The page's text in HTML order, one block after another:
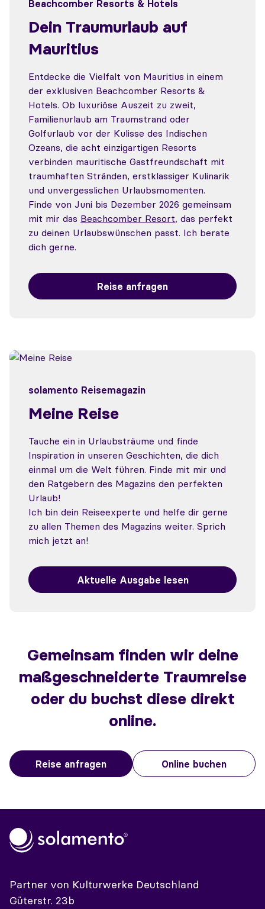
Beachcomber Resorts & Hotels
Dein Traumurlaub auf
Mauritius
Entdecke die Vielfalt von Mauritius in einem
der exklusiven Beachcomber Resorts &
Hotels. Ob luxuriöse Auszeit zu zweit,
Familienurlaub am Traumstrand oder
Golfurlaub vor der Kulisse des Indischen
Ozeans, die acht einzigartigen Resorts
verbinden mauritische Gastfreundschaft mit
traumhaften Stränden, erstklassiger Kulinarik
und unvergesslichen Urlaubsmomenten.
Finde von Juni bis Dezember 2026 gemeinsam
mit mir das Beachcomber Resort, das perfekt
zu deinen Urlaubswünschen passt. Ich berate
dich gerne.
Reise anfragen
solamento Reisemagazin
Meine Reise
Tauche ein in Urlaubsträume und finde
Inspiration in unseren Geschichten, die dich
einmal um die Welt führen. Finde mit mir und
den Ratgebern des Magazins den perfekten
Urlaub!
Ich bin dein Reiseexperte und helfe dir gerne
zu allen Themen des Magazins weiter. Sprich
mich jetzt an!
Aktuelle Ausgabe lesen
Gemeinsam finden wir deine
maßgeschneiderte Traumreise
oder du buchst diese direkt
online.
Reise anfragen Online buchen
Partner von Kulturwerke Deutschland
Güterstr. 23b